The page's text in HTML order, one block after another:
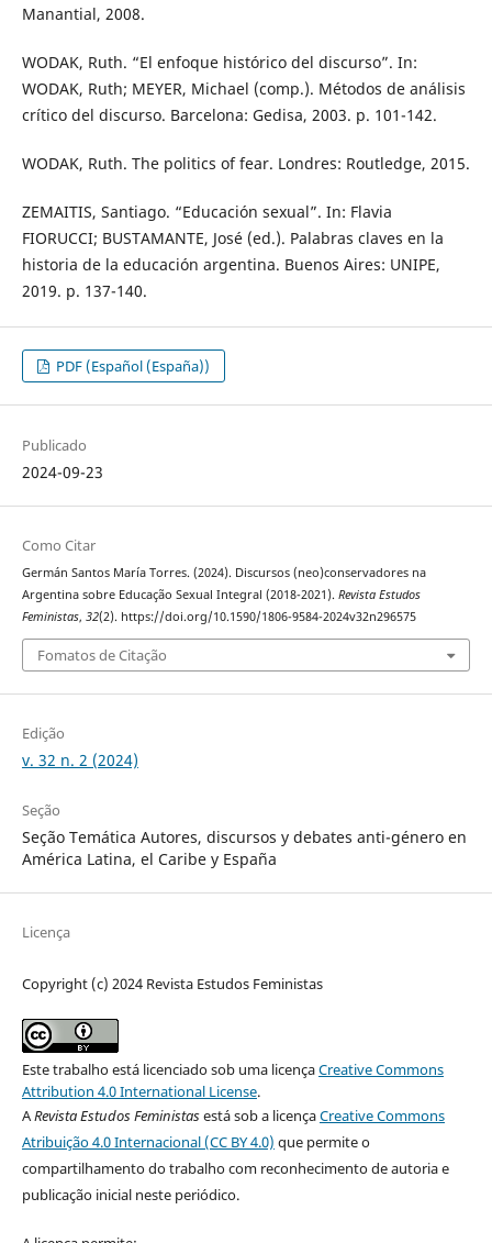
Manantial, 2008.
WODAK, Ruth. “El enfoque histórico del discurso”. In:
WODAK, Ruth; MEYER, Michael (comp.). Métodos de análisis
crítico del discurso. Barcelona: Gedisa, 2003. p. 101-142.
WODAK, Ruth. The politics of fear. Londres: Routledge, 2015.
ZEMAITIS, Santiago. “Educación sexual”. In: Flavia
FIORUCCI; BUSTAMANTE, José (ed.). Palabras claves en la
historia de la educación argentina. Buenos Aires: UNIPE,
2019. p. 137-140.
PDF (Español (España))
Publicado
2024-09-23
Como Citar
Germán Santos María Torres. (2024). Discursos (neo)conservadores na
Argentina sobre Educação Sexual Integral (2018-2021). Revista Estudos
Feministas, 32(2). https://doi.org/10.1590/1806-9584-2024v32n296575
Fomatos de Citação
Edição
v. 32 n. 2 (2024)
Seção
Seção Temática Autores, discursos y debates anti-género en
América Latina, el Caribe y España
Licença
Copyright (c) 2024 Revista Estudos Feministas
Este trabalho está licenciado sob uma licençaCreative Commons
Attribution 4.0 International License.
ARevista Estudos Feministasestá sob a licençaCreative Commons
Atribuição 4.0 Internacional (CC BY 4.0) que permite o
compartilhamento do trabalho com reconhecimento de autoria e
publicação inicial neste periódico.